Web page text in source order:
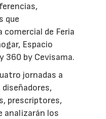
que
de Feria
Espacio
360 by Cevisama.
jornadas a
prescriptores,
analizarán los